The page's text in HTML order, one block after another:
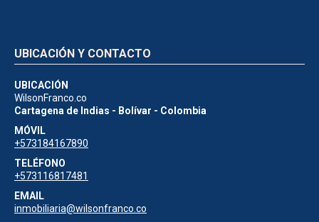
UBICACIÓN Y CONTACTO
UBICACIÓN
WilsonFranco.co
Cartagena de Indias - Bolívar - Colombia
MÓVIL
+573184167890
TELÉFONO
+573116817481
EMAIL
inmobiliaria@wilsonfranco.co